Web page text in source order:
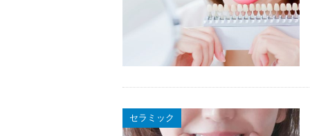
セラミック